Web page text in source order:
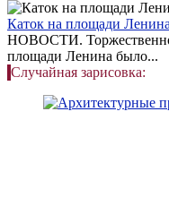
Каток на площади Ленина
НОВОСТИ.
площади Ленина было...
Случайная зарисовка: